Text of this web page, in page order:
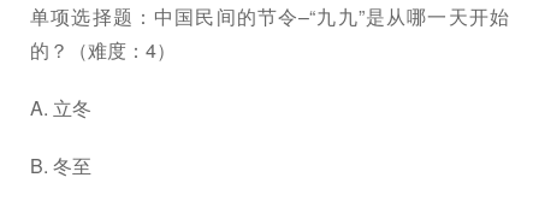
单项选择题：中国民间的节令–“九九”是从哪一天开始
的？（难度：4）
A. 立冬
B. 冬至